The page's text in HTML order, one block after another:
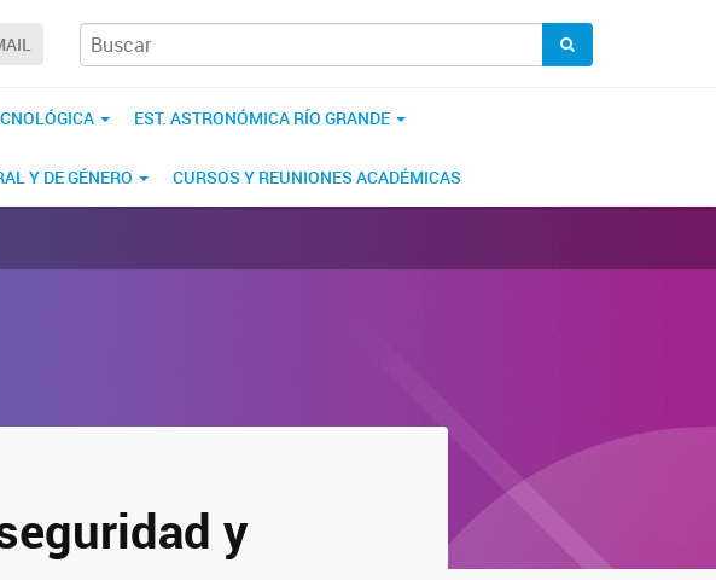
EST. ASTRONÓMICA RÍO GRANDE
Y DE GÉNERO CURSOS Y REUNIONES ACADÉMICAS
y